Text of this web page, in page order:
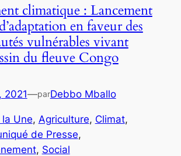
climatique : Lancement
en faveur des
vulnérables vivant
du fleuve Congo
2021—parDebbo Mballo
la Une, Agriculture, Climat
de Presse
, Social